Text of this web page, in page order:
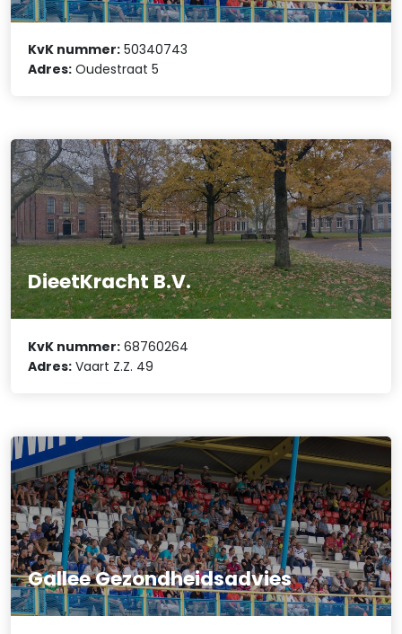
KvK nummer: 50340743
Adres: Oudestraat 5
DieetKracht B.V.
KvK nummer: 68760264
Adres: Vaart Z.Z. 49
Gallee Gezondheidsadvies